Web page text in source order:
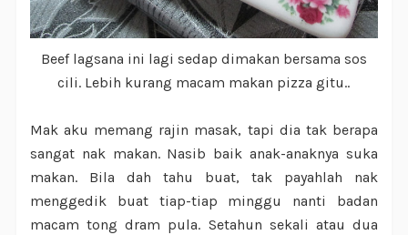
Beef lagsana ini lagi sedap dimakan bersama sos
cili. Lebih kurang macam makan pizza gitu..
Mak aku memang rajin masak, tapi dia tak berapa
sangat nak makan. Nasib baik anak-anaknya suka
makan. Bila dah tahu buat, tak payahlah nak
menggedik buat tiap-tiap minggu nanti badan
macam tong dram pula. Setahun sekali atau dua